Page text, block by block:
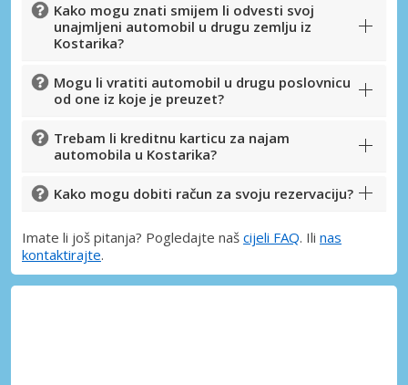
Kako mogu znati smijem li odvesti svoj
unajmljeni automobil u drugu zemlju iz
Kostarika?
Mogu li vratiti automobil u drugu poslovnicu
od one iz koje je preuzet?
Trebam li kreditnu karticu za najam
automobila u Kostarika?
Kako mogu dobiti račun za svoju rezervaciju?
Imate li još pitanja? Pogledajte naš cijeli FAQ. Ili nas
kontaktirajte.